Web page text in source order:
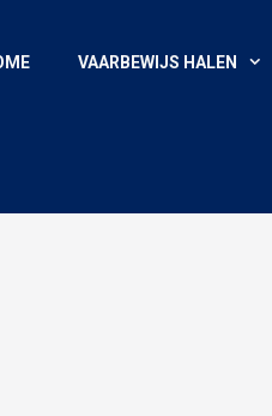
VAARBEWIJS HALEN